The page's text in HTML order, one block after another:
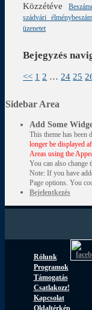
Közzétéve
szádvári
üzenetet
Bejegyzés
<< 1 2 … 24 25
Sidebar Area
Add Some
This theme has been
longer be displayed
Areas using the
You can also change
Note: If you have
Page options. You
Bejelentkezés
Rólunk
Programok
Támogatás
Csatlakozz!
Kapcsolat
Oldaltérkép